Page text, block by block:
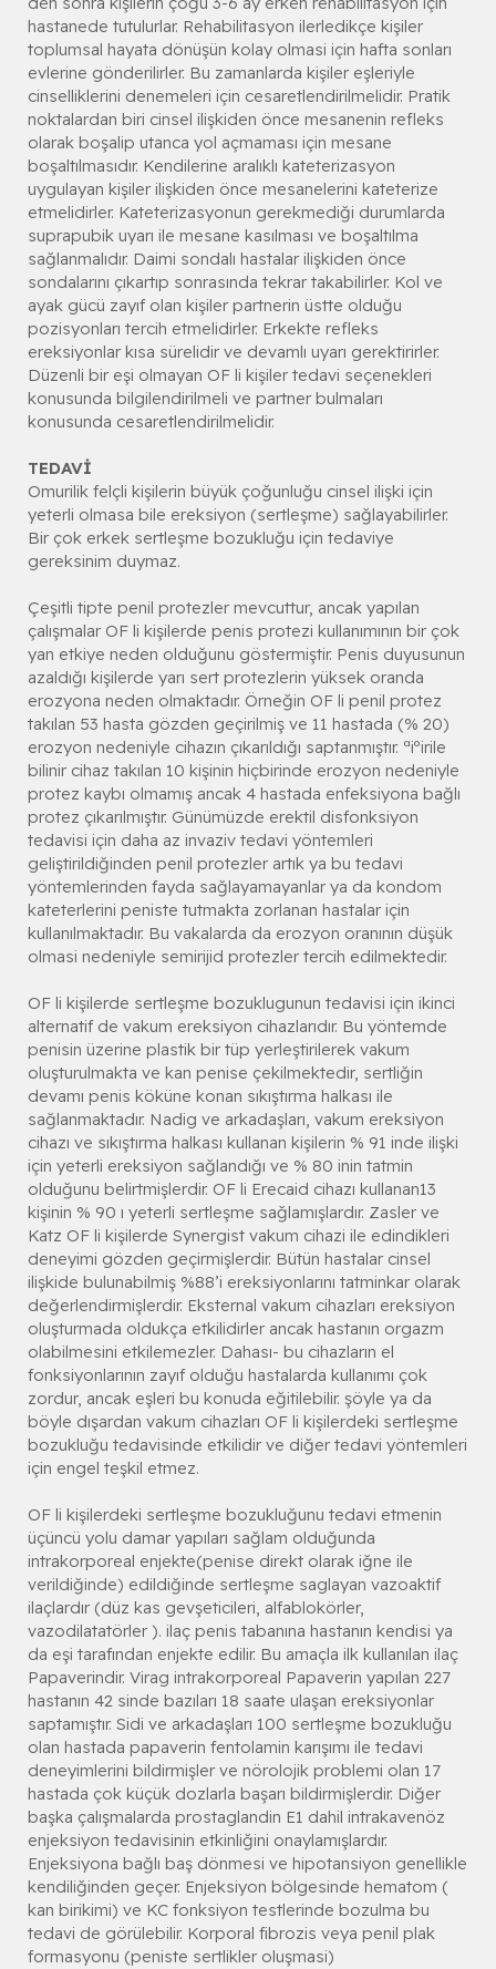
hastanede tutulurlar. Rehabilitasyon ilerledikçe kişiler
toplumsal hayata dönüşün kolay olmasi için hafta sonları
evlerine gönderilirler. Bu zamanlarda kişiler eşleriyle
cinselliklerini denemeleri için cesaretlendirilmelidir. Pratik
noktalardan biri cinsel ilişkiden önce mesanenin refleks
olarak boşalip utanca yol açmaması için mesane
boşaltılmasıdır. Kendilerine aralıklı kateterizasyon
uygulayan kişiler ilişkiden önce mesanelerini kateterize
etmelidirler. Kateterizasyonun gerekmediği durumlarda
suprapubik uyarı ile mesane kasılması ve boşaltılma
sağlanmalıdır. Daimi sondalı hastalar ilişkiden önce
sondalarını çıkartıp sonrasında tekrar takabilirler. Kol ve
ayak gücü zayıf olan kişiler partnerin üstte olduğu
pozisyonları tercih etmelidirler. Erkekte refleks
ereksiyonlar kısa sürelidir ve devamlı uyarı gerektirirler.
Düzenli bir eşi olmayan OF li kişiler tedavi seçenekleri
konusunda bilgilendirilmeli ve partner bulmaları
konusunda cesaretlendirilmelidir.
TEDAVİ
Omurilik felçli kişilerin büyük çoğunluğu cinsel ilişki için
yeterli olmasa bile ereksiyon (sertleşme) sağlayabilirler.
Bir çok erkek sertleşme bozukluğu için tedaviye
gereksinim duymaz.
Çeşitli tipte penil protezler mevcuttur, ancak yapılan
çalışmalar OF li kişilerde penis protezi kullanımının bir çok
yan etkiye neden olduğunu göstermiştir. Penis duyusunun
azaldığı kişilerde yarı sert protezlerin yüksek oranda
erozyona neden olmaktadır. Örneğin OF li penil protez
takılan 53 hasta gözden geçirilmiş ve 11 hastada (% 20)
erozyon nedeniyle cihazın çıkarıldığı saptanmıştır. ªiºirile
bilinir cihaz takılan 10 kişinin hiçbirinde erozyon nedeniyle
protez kaybı olmamış ancak 4 hastada enfeksiyona bağlı
protez çıkarılmıştır. Günümüzde erektil disfonksiyon
tedavisi için daha az invaziv tedavi yöntemleri
geliştirildiğinden penil protezler artık ya bu tedavi
yöntemlerinden fayda sağlayamayanlar ya da kondom
kateterlerini peniste tutmakta zorlanan hastalar için
kullanılmaktadır. Bu vakalarda da erozyon oranının düşük
olmasi nedeniyle semirijid protezler tercih edilmektedir.
OF li kişilerde sertleşme bozuklugunun tedavisi için ikinci
alternatif de vakum ereksiyon cihazlarıdır. Bu yöntemde
penisin üzerine plastik bir tüp yerleştirilerek vakum
oluşturulmakta ve kan penise çekilmektedir, sertliğin
devamı penis köküne konan sıkıştırma halkası ile
sağlanmaktadır. Nadig ve arkadaşları, vakum ereksiyon
cihazı ve sıkıştırma halkası kullanan kişilerin % 91 inde ilişki
için yeterli ereksiyon sağlandığı ve % 80 inin tatmin
olduğunu belirtmişlerdir. OF li Erecaid cihazı kullanan13
kişinin % 90 ı yeterli sertleşme sağlamışlardır. Zasler ve
Katz OF li kişilerde Synergist vakum cihazi ile edindikleri
deneyimi gözden geçirmişlerdir. Bütün hastalar cinsel
ilişkide bulunabilmiş %88’i ereksiyonlarını tatminkar olarak
değerlendirmişlerdir. Eksternal vakum cihazları ereksiyon
oluşturmada oldukça etkilidirler ancak hastanın orgazm
olabilmesini etkilemezler. Dahası- bu cihazların el
fonksiyonlarının zayıf olduğu hastalarda kullanımı çok
zordur, ancak eşleri bu konuda eğitilebilir. şöyle ya da
böyle dışardan vakum cihazları OF li kişilerdeki sertleşme
bozukluğu tedavisinde etkilidir ve diğer tedavi yöntemleri
için engel teşkil etmez.
OF li kişilerdeki sertleşme bozukluğunu tedavi etmenin
üçüncü yolu damar yapıları sağlam olduğunda
intrakorporeal enjekte(penise direkt olarak iğne ile
verildiğinde) edildiğinde sertleşme saglayan vazoaktif
ilaçlardır (düz kas gevşeticileri, alfablokörler,
vazodilatatörler ). ilaç penis tabanına hastanın kendisi ya
da eşi tarafından enjekte edilir. Bu amaçla ilk kullanılan ilaç
Papaverindir. Virag intrakorporeal Papaverin yapılan 227
hastanın 42 sinde bazıları 18 saate ulaşan ereksiyonlar
saptamıştır. Sidi ve arkadaşları 100 sertleşme bozukluğu
olan hastada papaverin fentolamin karışımı ile tedavi
deneyimlerini bildirmişler ve nörolojik problemi olan 17
hastada çok küçük dozlarla başarı bildirmişlerdir. Diğer
başka çalışmalarda prostaglandin E1 dahil intrakavenöz
enjeksiyon tedavisinin etkinliğini onaylamışlardır.
Enjeksiyona bağlı baş dönmesi ve hipotansiyon genellikle
kendiliğinden geçer. Enjeksiyon bölgesinde hematom (
kan birikimi) ve KC fonksiyon testlerinde bozulma bu
tedavi de görülebilir. Korporal fibrozis veya penil plak
formasyonu (peniste sertlikler oluşmasi)